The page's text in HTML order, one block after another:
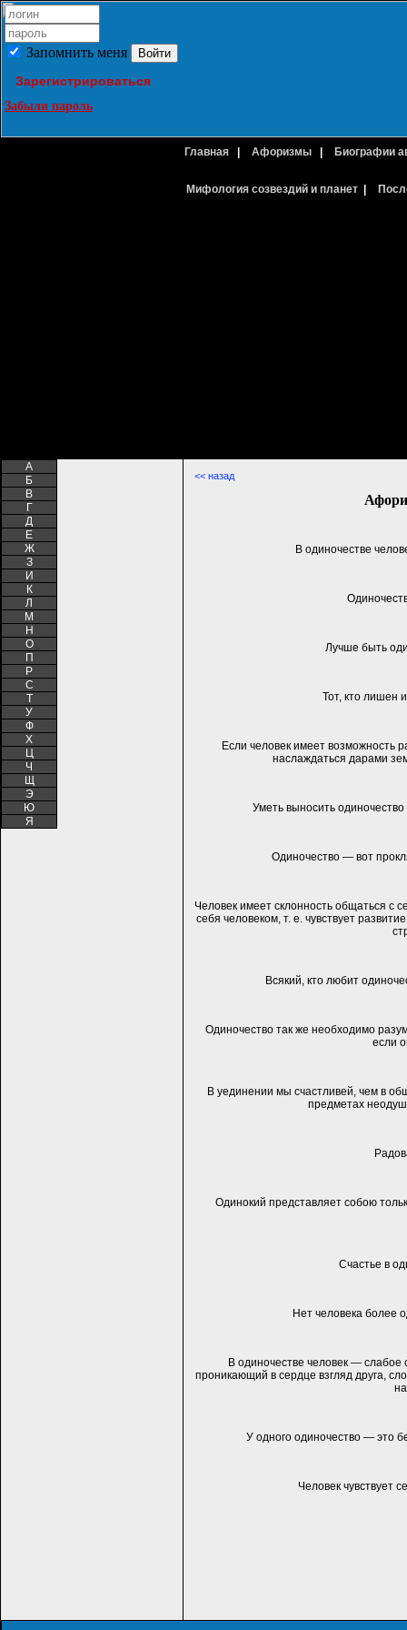
Запомнить меня
Зарегистрироваться
Забыли пароль
Главная Афоризмы Биографии
Мифология созвездий и планет|
A
Б
В
Г
Д
Е
Ж
З
И
К
Л
М
Н
О
П
Р
С
Т
У
Ф
Х
Ц
Ч
Щ
Э
Ю
Я
<< назад
В одиночестве
Лучше быть
Тот, кто лишен
Если человек имеет возможность
наслаждаться дарами
Уметь выносить
Одиночество — вот
Человек имеет склонность общаться с
себя человеком, т. е. чувствует
Всякий, кто любит
Одиночество так же необходимо
если
В уединении мы счастливей, чем в
предметах
Одинокий представляет собою
Счастье в
Нет человека более
В одиночестве человек — слабое
проникающий в сердце взгляд друга,
У одного одиночество — это
Человек чувствует